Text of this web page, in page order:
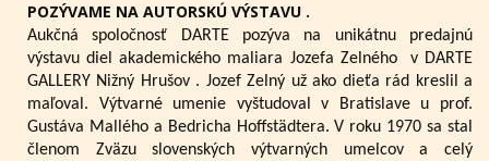
POZÝVAME NA AUTORSKÚ VÝSTAVU .
Aukčná spoločnosť DARTE pozýva na unikátnu predajnú
výstavu diel akademického maliara Jozefa Zelného
v DARTE
GALLERY Nižný Hrušov . Jozef Zelný už ako dieťa rád kreslil a
maľoval. Výtvarné umenie vyštudoval v Bratislave u prof.
Gustáva Mallého a Bedricha Hoffstädtera. V roku 1970 sa stal
členom Zväzu slovenských výtvarných umelcov a celý